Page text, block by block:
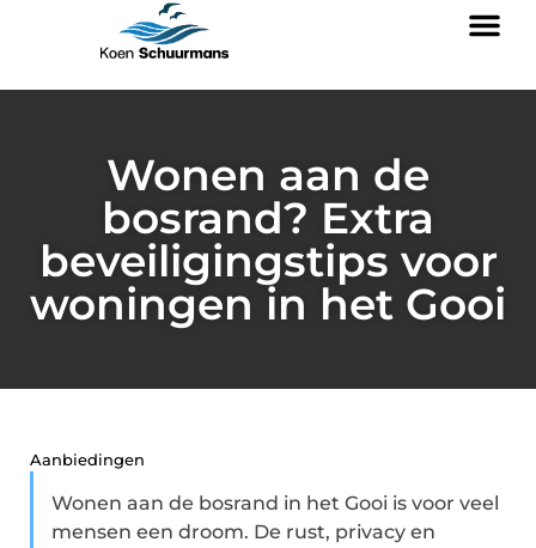
Wonen aan de
bosrand? Extra
beveiligingstips voor
woningen in het Gooi
Aanbiedingen
Wonen aan de bosrand in het Gooi is voor veel
mensen een droom. De rust, privacy en